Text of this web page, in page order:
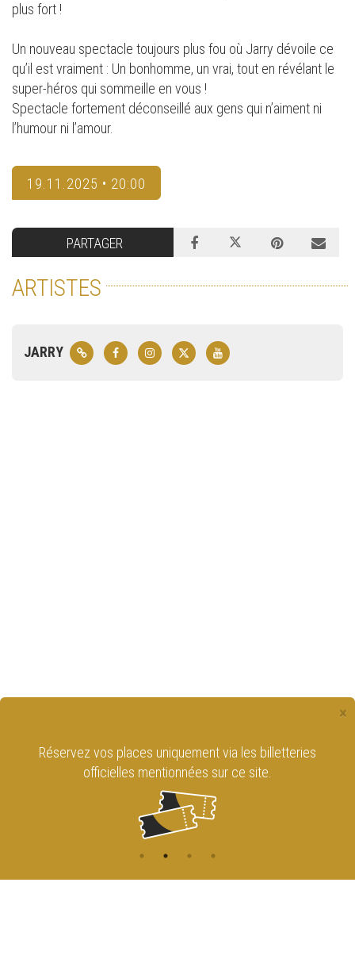
plus fort !
Un nouveau spectacle toujours plus fou où Jarry dévoile ce
qu’il est vraiment : Un bonhomme, un vrai, tout en révélant le
super-héros qui sommeille en vous !
Spectacle fortement déconseillé aux gens qui n’aiment ni
l’humour ni l’amour.
19.11.2025 • 20:00
PARTAGER
ARTISTES
JARRY
×
Réservez vos places uniquement via les billetteries
officielles mentionnées sur ce site.